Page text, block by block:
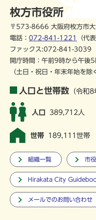
枚方市役所
〒573-8666 大阪府枚方市
電話： 072-841-1221
（代
ファックス:072-841-3039（
開庁時間：午前9時から午後
（土日・祝日・年末年始を除
人口と世帯数 （令和
人口 389,712人
世帯 189,111世帯
組織一覧 市
Hirakata City
メールでのお問い合わせ